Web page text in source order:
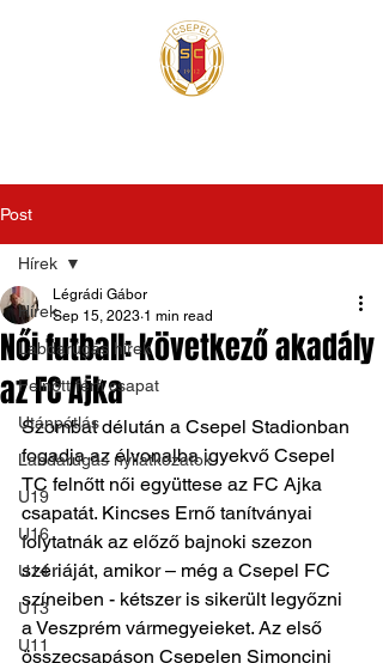
Post
Hírek
Labdarúgás hírek
Felnőtt férfi csapat
Utánpótlás
Labdarúgás nyilatkozatok
U19
U16
U14
U13
U11
Hírek
Női futball: következő akadály
az FC Ajka
Légrádi Gábor
Sep 15, 2023 1 min read
Szombat délután a Csepel Stadionban
fogadja az élvonalba igyekvő Csepel
TC felnőtt női együttese az FC Ajka
csapatát. Kincses Ernő tanítványai
folytatnák az előző bajnoki szezon
szériáját, amikor – még a Csepel FC
színeiben - kétszer is sikerült legyőzni
a Veszprém vármegyeieket. Az első
összecsapáson Csepelen Simoncini